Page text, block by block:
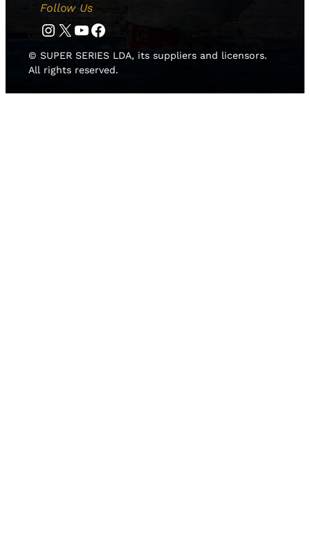
Follow Us
Instagram Twitter YouTube Facebook
© SUPER SERIES LDA, its suppliers and licensors.
All rights reserved.